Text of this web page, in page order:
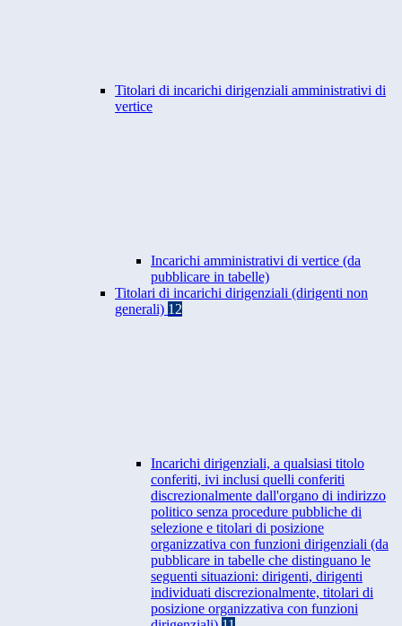
Titolari di incarichi dirigenziali amministrativi di
vertice
Incarichi amministrativi di vertice (da
pubblicare in tabelle)
Titolari di incarichi dirigenziali (dirigenti non
generali) 12
Incarichi dirigenziali, a qualsiasi titolo
conferiti, ivi inclusi quelli conferiti
discrezionalmente dall'organo di indirizzo
politico senza procedure pubbliche di
selezione e titolari di posizione
organizzativa con funzioni dirigenziali (da
pubblicare in tabelle che distinguano le
seguenti situazioni: dirigenti, dirigenti
individuati discrezionalmente, titolari di
posizione organizzativa con funzioni